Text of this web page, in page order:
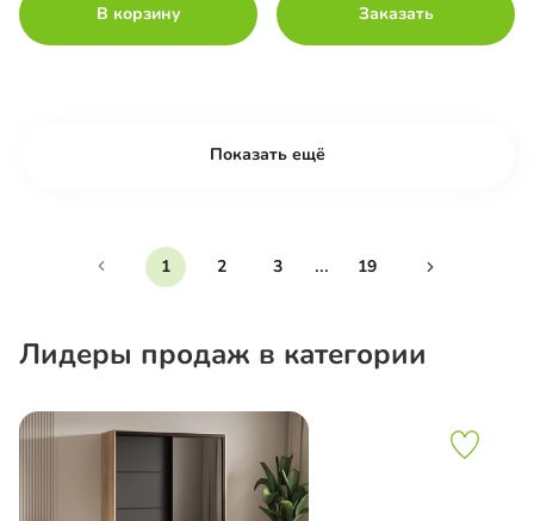
В корзину Заказать
Показать ещё
1 2 3 ... 19
Лидеры продаж в категории